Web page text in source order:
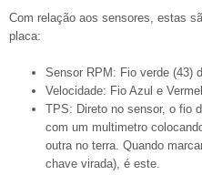
Com relação aos sensores, estas
placa:
Sensor RPM: Fio verde (43)
Velocidade: Fio Azul e
TPS: Direto no sensor, o fio
com um multimetro
outra no terra. Quando
chave virada), é este.